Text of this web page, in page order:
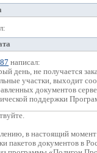
написал:
день, не получается
участки, выходит
документов
поддержки
в настоящий
пакетов документов в